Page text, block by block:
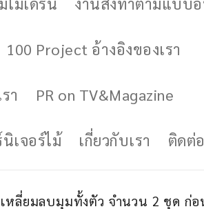
100 Project อ้างอิงของเรา
า PR on TV&Magazine
เจอร์ไม้ เกี่ยวกับเรา ติดต่
หลี่ยมลบมุมทั้งตัว จำนวน 2 ชุด